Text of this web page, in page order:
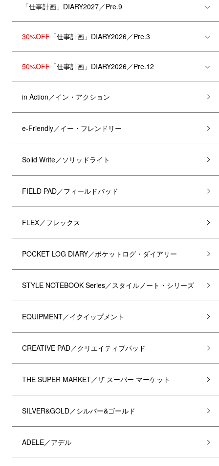
「仕事計画」DIARY2027／Pre.9
30%OFF 「仕事計画」DIARY2026／Pre.3
50%OFF 「仕事計画」DIARY2026／Pre.12
in Action／イン・アクション
e-Friendly／イー・フレンドリー
Solid Write／ソリッドライト
FIELD PAD／フィールドパッド
FLEX／フレックス
POCKET LOG DIARY／ポケットログ・ダイアリー
STYLE NOTEBOOK Series／スタイルノート・シリーズ
EQUIPMENT／イクイップメント
CREATIVE PAD／クリエイティブパッド
THE SUPER MARKET／ザ スーパー マーケット
SILVER&GOLD／シルバー&ゴールド
ADELE／アデル